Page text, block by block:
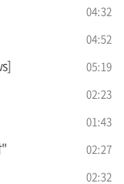
04:32
04:52
05:19
02:23
01:43
02:27
02:32